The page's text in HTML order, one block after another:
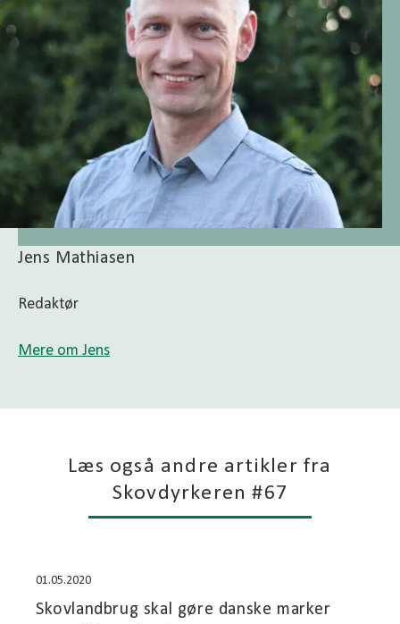
Jens Mathiasen
Redaktør
Mere om Jens
Læs også andre artikler fra
Skovdyrkeren #67
01.05.2020
Skovlandbrug skal gøre danske marker